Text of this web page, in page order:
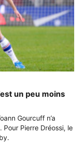
un peu moins
Gourcuff n’a
Pierre Dréossi, le